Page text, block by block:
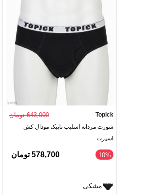
Topick 643,000 تومان
شورت مردانه اسلیپ تاپیک مودال کش
اسپرت
‎10% 578,700 تومان
مشکی